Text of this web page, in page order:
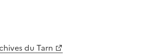
du Tarn